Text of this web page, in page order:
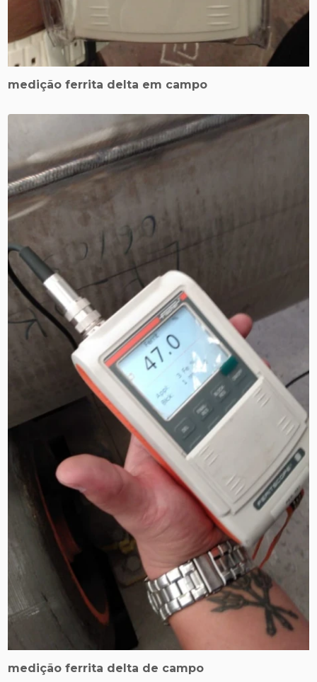
medição ferrita delta em campo
medição ferrita delta de campo